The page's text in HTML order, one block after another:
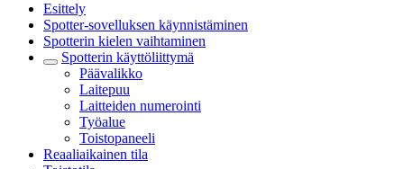
Esittely
Spotter-sovelluksen käynnistäminen
Spotterin kielen vaihtaminen
Spotterin käyttöliittymä
Päävalikko
Laitepuu
Laitteiden numerointi
Työalue
Toistopaneeli
Reaaliaikainen tila